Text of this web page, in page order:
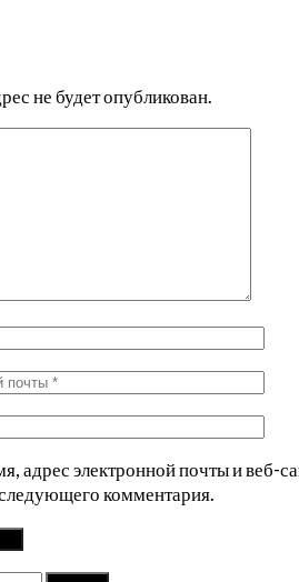
не будет опубликован.
адрес электронной почты и веб-
комментария.